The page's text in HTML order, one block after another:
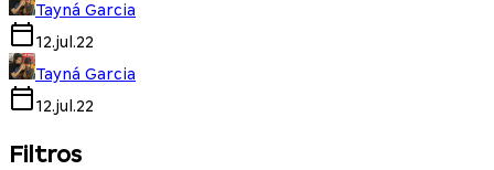
Tayná Garcia
12.jul.22
Tayná Garcia
12.jul.22
Filtros